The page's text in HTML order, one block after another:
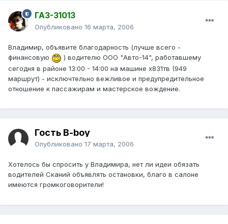
ГАЗ-31013
Опубликовано 16 марта, 2006
Владимир, объявите благодарность (лучше всего -
финансовую
) водителю ООО "Авто-14", работавшему
сегодня в районе 13:00 - 14:00 на машине х831тв (949
маршрут) - исключтельно вежливое и предупредительное
отношение к пассажирам и мастерское вождение.
Гость B-boy
Опубликовано 17 марта, 2006
Хотелось бы спросить у Владимира, нет ли идеи обязать
водителей Сканий объявлять остановки, благо в салоне
имеются громкоговорители!